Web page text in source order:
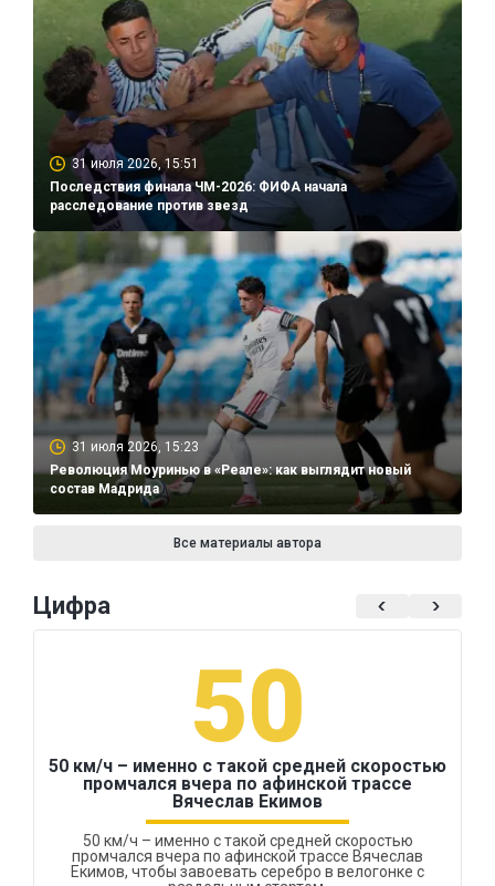
31 июля 2026, 15:51
Последствия финала ЧМ-2026: ФИФА начала
расследование против звезд
31 июля 2026, 15:23
Революция Моуринью в «Реале»: как выглядит новый
состав Мадрида
Все материалы автора
Цифра
50
50 км/ч – именно с такой средней скоростью
промчался вчера по афинской трассе
Вячеслав Екимов
50 км/ч – именно с такой средней скоростью
промчался вчера по афинской трассе Вячеслав
Екимов, чтобы завоевать серебро в велогонке с